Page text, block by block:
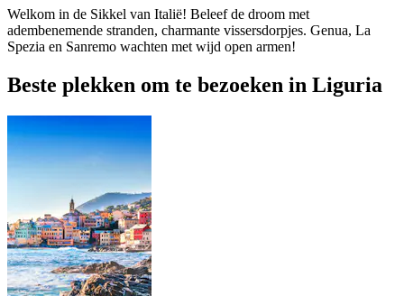
Welkom in de Sikkel van Italië! Beleef de droom met
adembenemende stranden, charmante vissersdorpjes. Genua, La
Spezia en Sanremo wachten met wijd open armen!
Beste plekken om te bezoeken in Liguria